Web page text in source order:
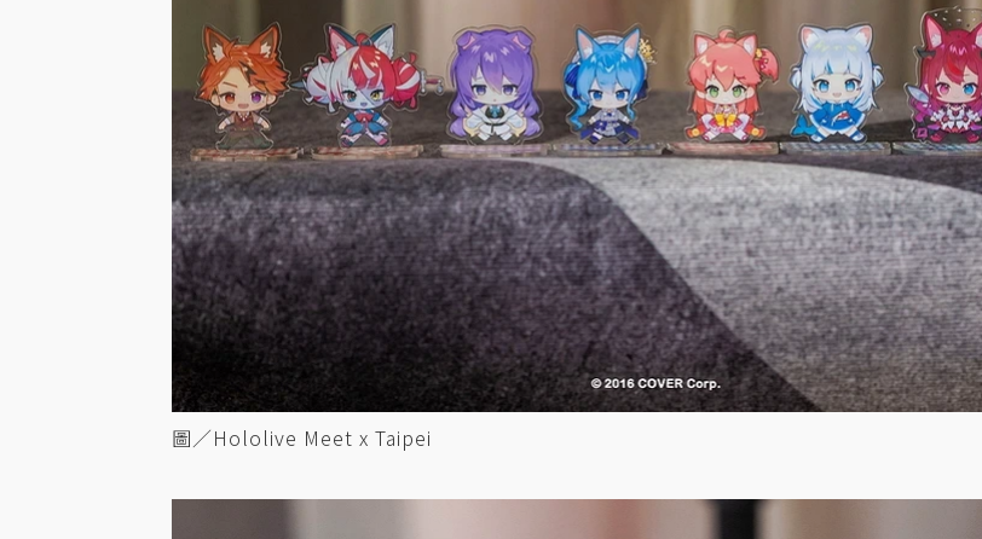
圖／Hololive Meet x Taipei